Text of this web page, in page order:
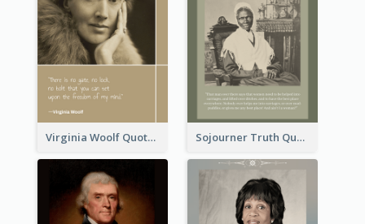
Virginia Woolf Quote Sojourner Truth Quote